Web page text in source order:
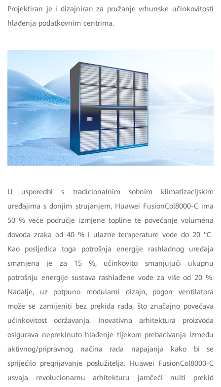
Projektiran je i dizajniran za pružanje vrhunske učinkovitosti
hlađenja podatkovnim centrima.
U usporedbi s tradicionalnim sobnim klimatizacijskim
uređajima s donjim strujanjem, Huawei FusionCol8000-C ima
50 % veće područje izmjene topline te povećanje volumena
dovoda zraka od 40 % i ulazne temperature vode do 20 ℃.
Kao posljedica toga potrošnja energije rashladnog uređaja
smanjena je za 15 %, učinkovito smanjujući ukupnu
potrošnju energije sustava rashlađene vode za više od 20 %.
Nadalje, uz potpuno modularni dizajn, pogon ventilatora
može se zamijeniti bez prekida rada, što značajno povećava
učinkovitost održavanja. Inovativna arhitektura proizvoda
osigurava neprekinuto hlađenje tijekom prebacivanja između
aktivnog/pripravnog načina rada napajanja kako bi se
spriječilo pregrijavanje poslužitelja. Huawei FusionCol8000-C
usvaja revolucionarnu arhitekturu jamčeći nulti prekid